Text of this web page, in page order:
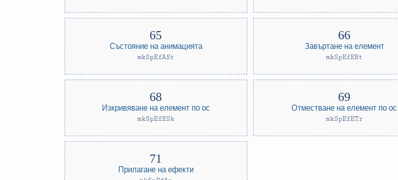
Състояние на анимацията
mkSpEfASt
Завъртане на елемент
mkSpEfERt
Изкривяване на елемент по ос
mkSpEfESk
Отместване на елемент по ос
mkSpEfETr
Прилагане на ефекти